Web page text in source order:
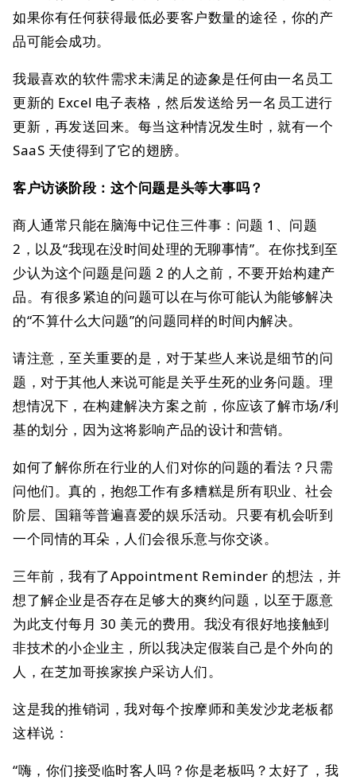
如果你有任何获得最低必要客户数量的途径，你的产
品可能会成功。
我最喜欢的软件需求未满足的迹象是任何由一名员工
更新的 Excel 电子表格，然后发送给另一名员工进行
更新，再发送回来。每当这种情况发生时，就有一个
SaaS 天使得到了它的翅膀。
客户访谈阶段：这个问题是头等大事吗？
商人通常只能在脑海中记住三件事：问题 1、问题
2，以及“我现在没时间处理的无聊事情”。在你找到至
少认为这个问题是问题 2 的人之前，不要开始构建产
品。有很多紧迫的问题可以在与你可能认为能够解决
的“不算什么大问题”的问题同样的时间内解决。
请注意，至关重要的是，对于某些人来说是细节的问
题，对于其他人来说可能是关乎生死的业务问题。理
想情况下，在构建解决方案之前，你应该了解市场/利
基的划分，因为这将影响产品的设计和营销。
如何了解你所在行业的人们对你的问题的看法？只需
问他们。真的，抱怨工作有多糟糕是所有职业、社会
阶层、国籍等普遍喜爱的娱乐活动。只要有机会听到
一个同情的耳朵，人们会很乐意与你交谈。
三年前，我有了Appointment Reminder 的想法，并
想了解企业是否存在足够大的爽约问题，以至于愿意
为此支付每月 30 美元的费用。我没有很好地接触到
非技术的小企业主，所以我决定假装自己是个外向的
人，在芝加哥挨家挨户采访人们。
这是我的推销词，我对每个按摩师和美发沙龙老板都
这样说：
“嗨，你们接受临时客人吗？你是老板吗？太好了，我